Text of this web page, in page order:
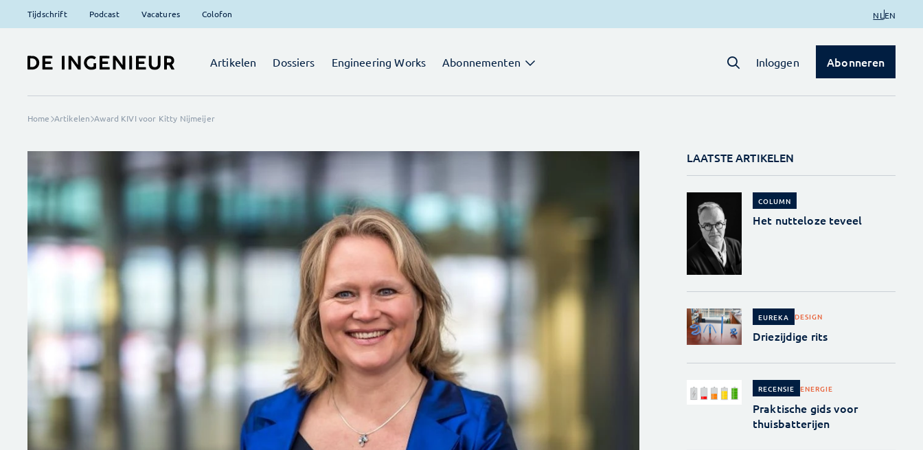
Tijdschrift Podcast Vacatures Colofon NL EN
Artikelen Dossiers Engineering Works Abonnementen Inloggen Abonneren
Home Artikelen Award KIVI voor Kitty Nijmeijer
LAATSTE ARTIKELEN
COLUMN
Het nutteloze teveel
EUREKA DESIGN
Driezijdige rits
RECENSIE ENERGIE
Praktische gids voor
thuisbatterijen